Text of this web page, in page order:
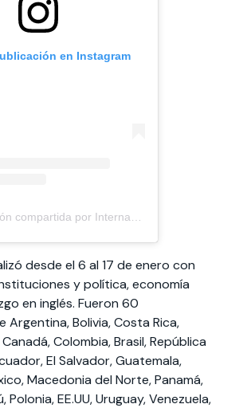
en Instagram
desde el 6 al 17 de enero con
y política, economía
en inglés. Fueron 60
Argentina, Bolivia, Costa Rica,
Colombia, Brasil, República
El Salvador, Guatemala,
Macedonia del Norte, Panamá,
Polonia, EE.UU, Uruguay, Venezuela,